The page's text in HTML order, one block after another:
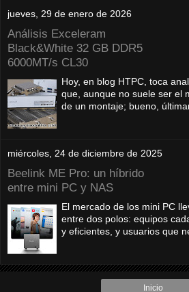
jueves, 29 de enero de 2026
Análisis Exceleram
Black&White 32 GB DDR5
6000MT/s CL30
Hoy, en blog HTPC, toca
que, aunque no suele ser el
de un montaje; bueno,
miércoles, 24 de diciembre de 2025
Beelink ME Pro: un híbrido
entre mini PC y NAS
El mercado de los mini PC
entre dos polos: equipos
y eficientes, y usuarios que
Inicio